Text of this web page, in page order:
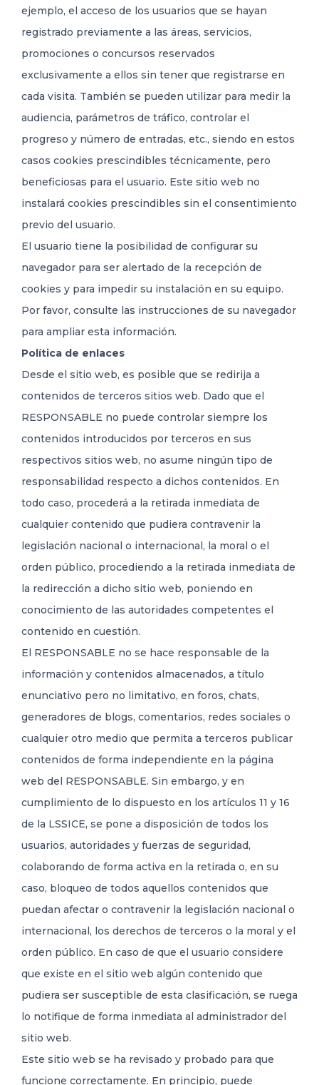
ejemplo, el acceso de los usuarios que se hayan
registrado previamente a las áreas, servicios,
promociones o concursos reservados
exclusivamente a ellos sin tener que registrarse en
cada visita. También se pueden utilizar para medir la
audiencia, parámetros de tráfico, controlar el
progreso y número de entradas, etc., siendo en estos
casos cookies prescindibles técnicamente, pero
beneficiosas para el usuario. Este sitio web no
instalará cookies prescindibles sin el consentimiento
previo del usuario.
El usuario tiene la posibilidad de configurar su
navegador para ser alertado de la recepción de
cookies y para impedir su instalación en su equipo.
Por favor, consulte las instrucciones de su navegador
para ampliar esta información.
Política de enlaces
Desde el sitio web, es posible que se redirija a
contenidos de terceros sitios web. Dado que el
RESPONSABLE no puede controlar siempre los
contenidos introducidos por terceros en sus
respectivos sitios web, no asume ningún tipo de
responsabilidad respecto a dichos contenidos. En
todo caso, procederá a la retirada inmediata de
cualquier contenido que pudiera contravenir la
legislación nacional o internacional, la moral o el
orden público, procediendo a la retirada inmediata de
la redirección a dicho sitio web, poniendo en
conocimiento de las autoridades competentes el
contenido en cuestión.
El RESPONSABLE no se hace responsable de la
información y contenidos almacenados, a título
enunciativo pero no limitativo, en foros, chats,
generadores de blogs, comentarios, redes sociales o
cualquier otro medio que permita a terceros publicar
contenidos de forma independiente en la página
web del RESPONSABLE. Sin embargo, y en
cumplimiento de lo dispuesto en los artículos 11 y 16
de la LSSICE, se pone a disposición de todos los
usuarios, autoridades y fuerzas de seguridad,
colaborando de forma activa en la retirada o, en su
caso, bloqueo de todos aquellos contenidos que
puedan afectar o contravenir la legislación nacional o
internacional, los derechos de terceros o la moral y el
orden público. En caso de que el usuario considere
que existe en el sitio web algún contenido que
pudiera ser susceptible de esta clasificación, se ruega
lo notifique de forma inmediata al administrador del
sitio web.
Este sitio web se ha revisado y probado para que
funcione correctamente. En principio, puede